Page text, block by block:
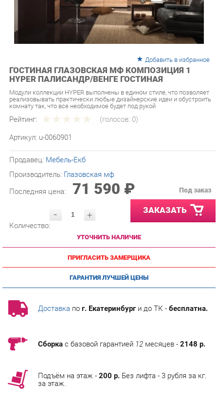
ГОСТИНАЯ ГЛАЗОВСКАЯ МФ КОМПОЗИЦИЯ 1
HYPER ПАЛИСАНДР/ВЕНГЕ ГОСТИНАЯ
Модули коллекции HYPER выполнены в едином стиле, что позволяет
комнату так, что все необходимое будет под рукой
Рейтинг: (голосов: 0)
Артикул: u-0060901
Производитель:Глазовская мф
Последняя цена: 71 590 ₽
- ЗАКАЗАТЬ
УТОЧНИТЬ НАЛИЧИЕ
ПРИГЛАСИТЬ ЗАМЕРЩИКА
ГАРАНТИЯ ЛУЧШЕЙ ЦЕНЫ
Доставкапог. Екатеринбурги до ТК -бесплатна.